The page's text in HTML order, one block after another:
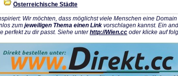
Österreichische Städte
Wir möchten, dass möglichst viele Menschen eine
zum jeweiligen Thema einen Link vorschlagen kannst. Ein
perfekt zu dir passt. Siehe unterhttp://Wien.cc oder klicke auf